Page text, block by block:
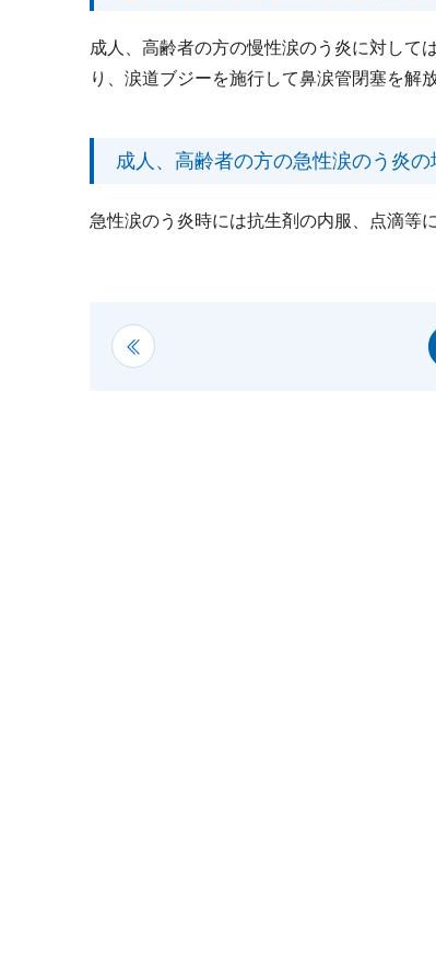
成人、高齢者の方の慢性涙のう炎に対して
り、涙道ブジーを施行して鼻涙管閉塞を解
成人、高齢者の方の急性涙のう炎の
急性涙のう炎時には抗生剤の内服、点滴等